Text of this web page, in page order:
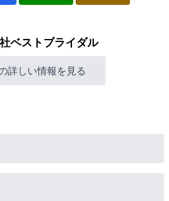
ベストブライダル
詳しい情報を見る